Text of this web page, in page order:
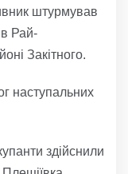
штурмував
Рай-
Закітного.
наступальних
здійснили